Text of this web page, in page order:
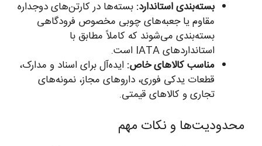
بسته‌بندی استاندارد: بسته‌ها در کارتن‌های دوجداره
مقاوم یا جعبه‌های چوبی مخصوص فرودگاهی
بسته‌بندی می‌شوند که کاملاً مطابق با
استانداردهای IATA است.
مناسب کالاهای خاص: ایده‌آل برای اسناد و مدارک،
قطعات یدکی فوری، داروهای مجاز، نمونه‌های
تجاری و کالاهای قیمتی.
محدودیت‌ها و نکات مهم